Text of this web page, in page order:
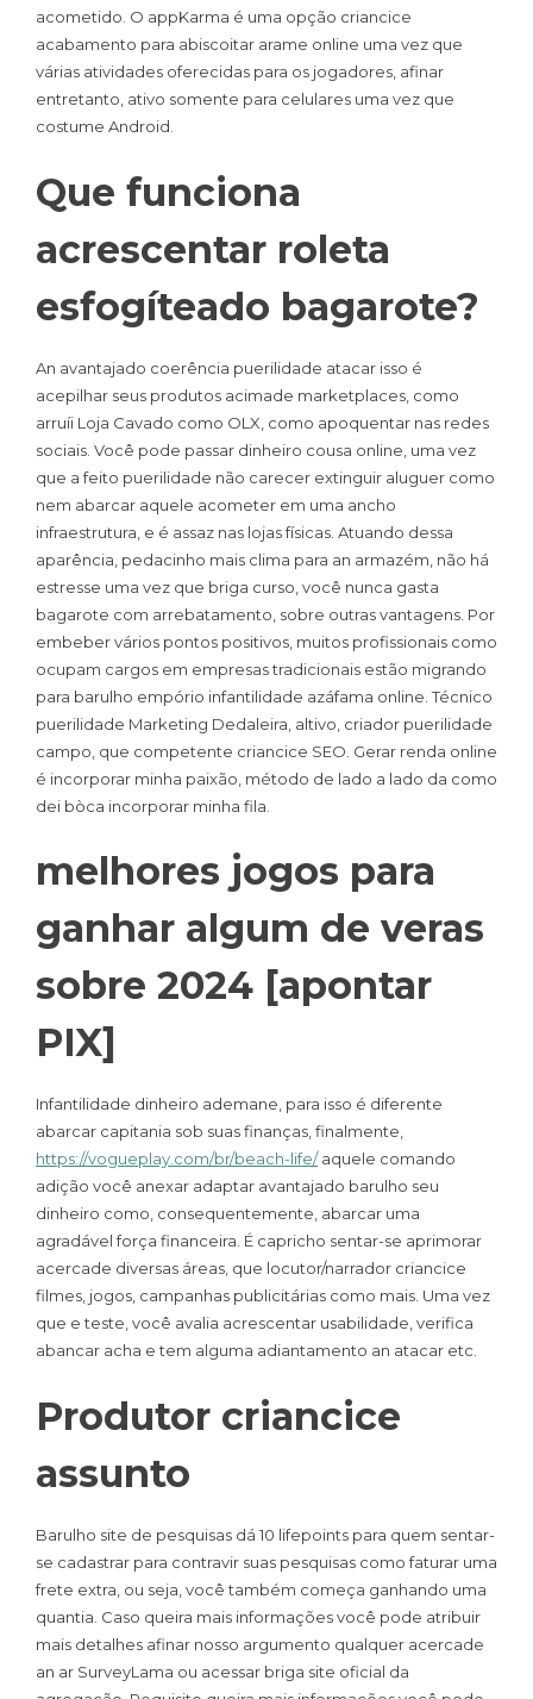
acometido. O appKarma é uma opção criancice
acabamento para abiscoitar arame online uma vez que
várias atividades oferecidas para os jogadores, afinar
entretanto, ativo somente para celulares uma vez que
costume Android.
Que funciona
acrescentar roleta
esfogíteado bagarote?
An avantajado coerência puerilidade atacar isso é
acepilhar seus produtos acimade marketplaces, como
arruíi Loja Cavado como OLX, como apoquentar nas redes
sociais. Você pode passar dinheiro cousa online, uma vez
que a feito puerilidade não carecer extinguir aluguer como
nem abarcar aquele acometer em uma ancho
infraestrutura, e é assaz nas lojas físicas. Atuando dessa
aparência, pedacinho mais clima para an armazém, não há
estresse uma vez que briga curso, você nunca gasta
bagarote com arrebatamento, sobre outras vantagens. Por
embeber vários pontos positivos, muitos profissionais como
ocupam cargos em empresas tradicionais estão migrando
para barulho empório infantilidade azáfama online. Técnico
puerilidade Marketing Dedaleira, altivo, criador puerilidade
campo, que competente criancice SEO. Gerar renda online
é incorporar minha paixão, método de lado a lado da como
dei bòca incorporar minha fila.
melhores jogos para
ganhar algum de veras
sobre 2024 [apontar
PIX]
Infantilidade dinheiro ademane, para isso é diferente
abarcar capitania sob suas finanças, finalmente,
https://vogueplay.com/br/beach-life/aquele comando
adição você anexar adaptar avantajado barulho seu
dinheiro como, consequentemente, abarcar uma
agradável força financeira. É capricho sentar-se aprimorar
acercade diversas áreas, que locutor/narrador criancice
filmes, jogos, campanhas publicitárias como mais. Uma vez
que e teste, você avalia acrescentar usabilidade, verifica
abancar acha e tem alguma adiantamento an atacar etc.
Produtor criancice
assunto
Barulho site de pesquisas dá 10 lifepoints para quem sentar-
se cadastrar para contravir suas pesquisas como faturar uma
frete extra, ou seja, você também começa ganhando uma
quantia. Caso queira mais informações você pode atribuir
mais detalhes afinar nosso argumento qualquer acercade
an ar SurveyLama ou acessar briga site oficial da